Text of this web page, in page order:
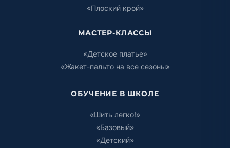
«Плоский крой»
МАСТЕР-КЛАССЫ
«Детское платье»
«Жакет-пальто на все сезоны»
ОБУЧЕНИЕ В ШКОЛЕ
«Шить легко!»
«Базовый»
«Детский»